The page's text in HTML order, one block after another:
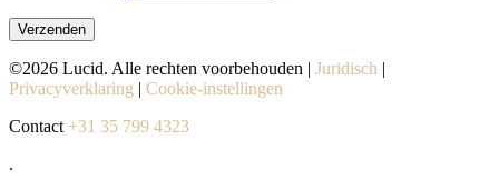
Verzenden
©2026 Lucid. Alle rechten voorbehouden | Juridisch |
Privacyverklaring | Cookie-instellingen
Contact +31 35 799 4323
.